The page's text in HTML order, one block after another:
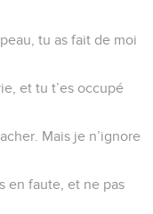
tu as fait de moi
et tu t’es occupé
Mais je n’ignore
en faute, et ne pas